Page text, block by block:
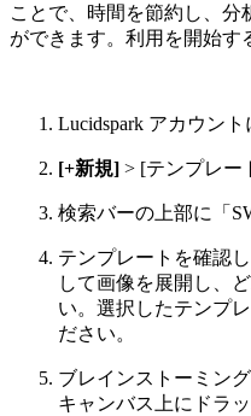
ことで、時間を節約し、分
ができます。利用を開始す
Lucidspark アカウント
[+新規] > [テンプレー
検索バーの上部に「
テンプレートを確認
して画像を展開し、
い。選択したテンプ
ださい。
ブレインストーミン
キャンバス上にドラ